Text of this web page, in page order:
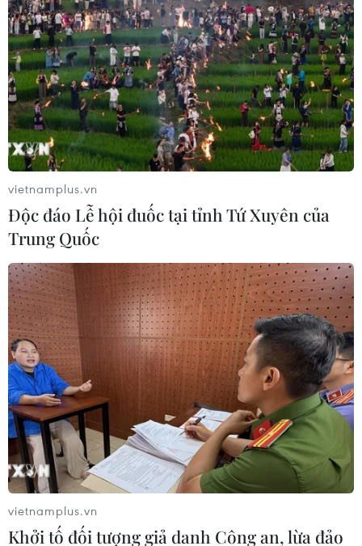
Tổng thống Nga Vladimir Putin tự tin nền
kinh tế đang đi đúng hướng
05/06/2026 12:27
Người đứng đầu nước Nga tuyên bố những tin đồn về
các vấn đề lớn trong nền kinh tế Nga là phóng đại quá
mức, hiện nền kinh tế đang đạt kết quả bất chấp cuộc
tranh luận về lãi suất chủ chốt.
Tổng thống Ukraine đề xuất gặp lãnh đạo
Nga để bàn việc chấm dứt chiến tranh
vietnamplus.vn
Độc đáo Lễ hội đuốc tại tỉnh Tứ Xuyên của
Trung Quốc
vietnamplus.vn
Khởi tố đối tượng giả danh Công an, lừa đảo